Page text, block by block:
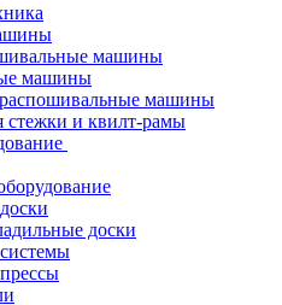
машины
машины
машины
и квилт-рамы
доски